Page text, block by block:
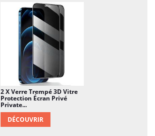
2 X Verre Trempé 3D Vitre
Protection Écran Privé
Private...
DÉCOUVRIR